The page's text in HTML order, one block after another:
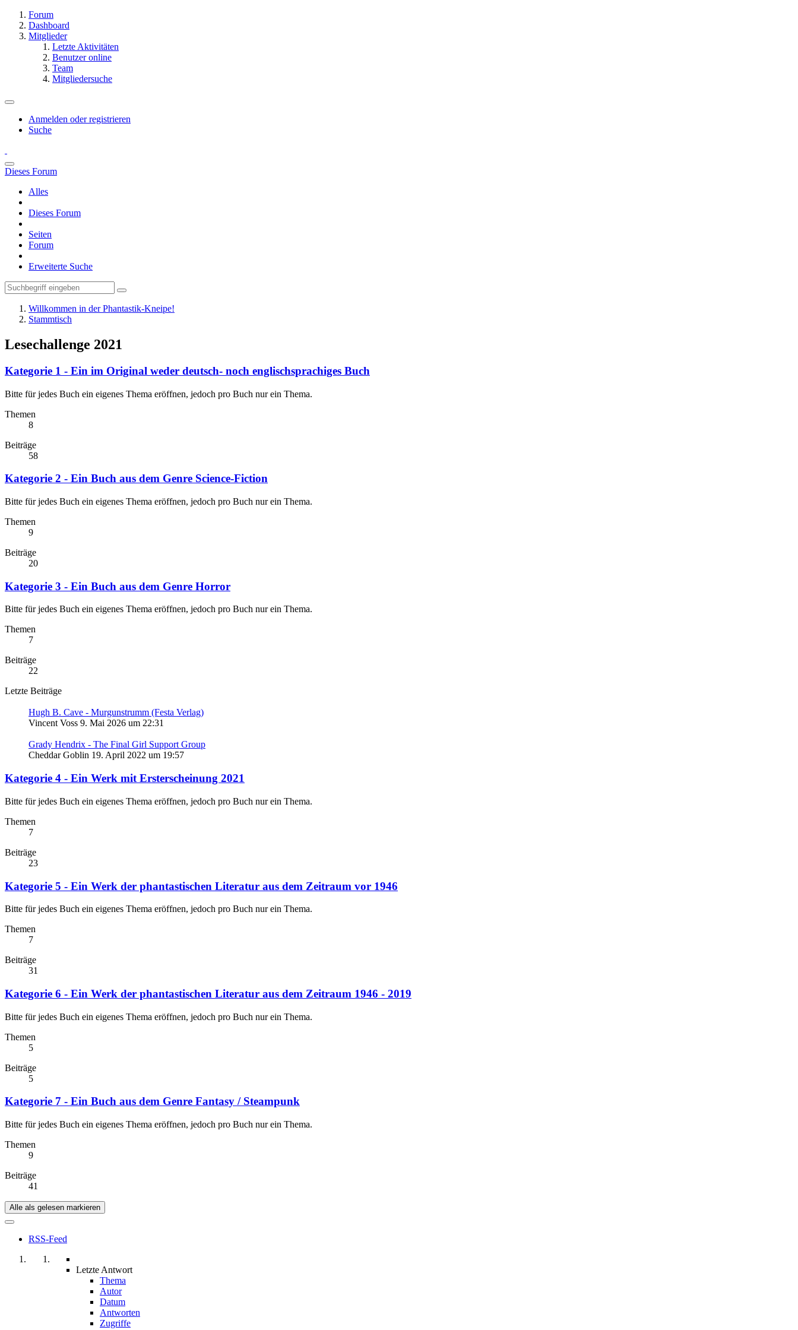
Forum
Dashboard
Mitglieder
Letzte Aktivitäten
Benutzer online
Team
Mitgliedersuche
Anmelden oder registrieren
Suche
Dieses Forum
Alles
Dieses Forum
Seiten
Forum
Erweiterte Suche
Willkommen in der Phantastik-Kneipe!
Stammtisch
Lesechallenge 2021
Kategorie 1 - Ein im Original weder deutsch- noch englischsprachiges Buch
Bitte für jedes Buch ein eigenes Thema eröffnen, jedoch pro Buch nur ein Thema.
Themen
8
Beiträge
58
Kategorie 2 - Ein Buch aus dem Genre Science-Fiction
Bitte für jedes Buch ein eigenes Thema eröffnen, jedoch pro Buch nur ein Thema.
Themen
9
Beiträge
20
Kategorie 3 - Ein Buch aus dem Genre Horror
Bitte für jedes Buch ein eigenes Thema eröffnen, jedoch pro Buch nur ein Thema.
Themen
7
Beiträge
22
Letzte Beiträge
Hugh B. Cave - Murgunstrumm (Festa Verlag)
Vincent Voss 9. Mai 2026 um 22:31
Grady Hendrix - The Final Girl Support Group
Cheddar Goblin 19. April 2022 um 19:57
Kategorie 4 - Ein Werk mit Ersterscheinung 2021
Bitte für jedes Buch ein eigenes Thema eröffnen, jedoch pro Buch nur ein Thema.
Themen
7
Beiträge
23
Kategorie 5 - Ein Werk der phantastischen Literatur aus dem Zeitraum vor 1946
Bitte für jedes Buch ein eigenes Thema eröffnen, jedoch pro Buch nur ein Thema.
Themen
7
Beiträge
31
Kategorie 6 - Ein Werk der phantastischen Literatur aus dem Zeitraum 1946 - 2019
Bitte für jedes Buch ein eigenes Thema eröffnen, jedoch pro Buch nur ein Thema.
Themen
5
Beiträge
5
Kategorie 7 - Ein Buch aus dem Genre Fantasy / Steampunk
Bitte für jedes Buch ein eigenes Thema eröffnen, jedoch pro Buch nur ein Thema.
Themen
9
Beiträge
41
Alle als gelesen markieren
RSS-Feed
Letzte Antwort
Thema
Autor
Datum
Antworten
Zugriffe